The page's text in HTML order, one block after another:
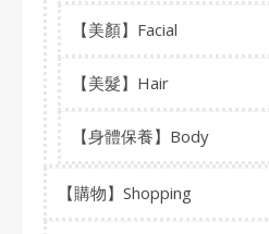
【美顏】Facial
【美髮】Hair
【身體保養】Body
【購物】Shopping